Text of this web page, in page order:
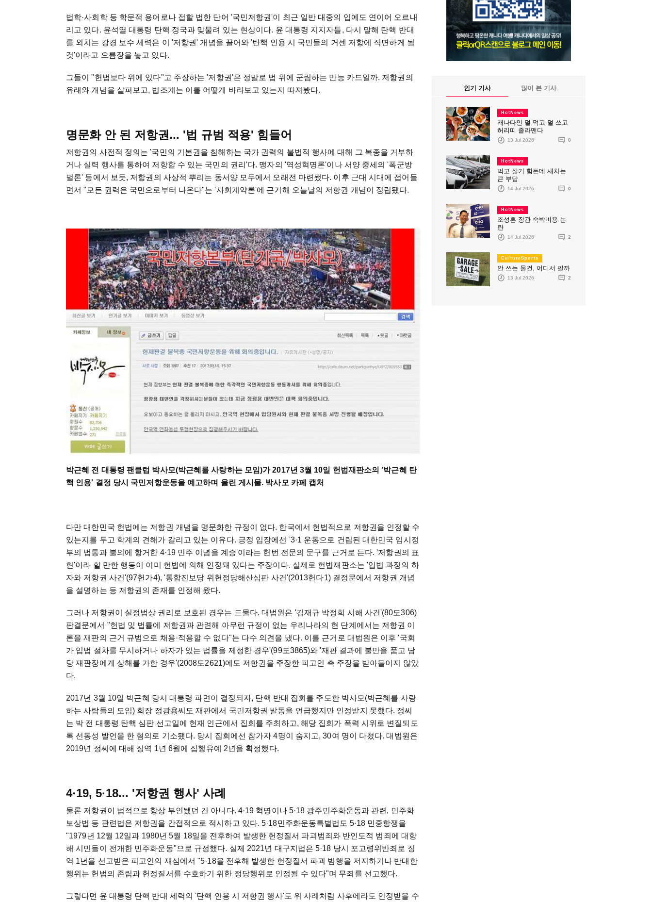
법학·사회학 등 학문적 용어로나 접할 법한 단어 '국민저항권'이 최근 일반 대중의 입에도 연이어 오르내
리고 있다. 윤석열 대통령 탄핵 정국과 맞물려 있는 현상이다. 윤 대통령 지지자들, 다시 말해 탄핵 반대
를 외치는 강경 보수 세력은 이 '저항권' 개념을 끌어와 '탄핵 인용 시 국민들의 거센 저항에 직면하게 될
것'이라고 으름장을 놓고 있다.
그들이 "헌법보다 위에 있다"고 주장하는 '저항권'은 정말로 법 위에 군림하는 만능 카드일까. 저항권의
유래와 개념을 살펴보고, 법조계는 이를 어떻게 바라보고 있는지 따져봤다.
명문화 안 된 저항권... '법 규범 적용' 힘들어
저항권의 사전적 정의는 '국민의 기본권을 침해하는 국가 권력의 불법적 행사에 대해 그 복종을 거부하
거나 실력 행사를 통하여 저항할 수 있는 국민의 권리'다. 맹자의 '역성혁명론'이나 서양 중세의 '폭군방
벌론' 등에서 보듯, 저항권의 사상적 뿌리는 동서양 모두에서 오래전 마련됐다. 이후 근대 시대에 접어들
면서 "모든 권력은 국민으로부터 나온다"는 '사회계약론'에 근거해 오늘날의 저항권 개념이 정립됐다.
박근혜 전 대통령 팬클럽 박사모(박근혜를 사랑하는 모임)가 2017년 3월 10일 헌법재판소의 '박근혜 탄
핵 인용' 결정 당시 국민저항운동을 예고하며 올린 게시물. 박사모 카페 캡처
다만 대한민국 헌법에는 저항권 개념을 명문화한 규정이 없다. 한국에서 헌법적으로 저항권을 인정할 수
있는지를 두고 학계의 견해가 갈리고 있는 이유다. 긍정 입장에선 '3·1 운동으로 건립된 대한민국 임시정
부의 법통과 불의에 항거한 4·19 민주 이념을 계승'이라는 헌번 전문의 문구를 근거로 든다. '저항권의 표
현'이라 할 만한 행동이 이미 헌법에 의해 인정돼 있다는 주장이다. 실제로 헌법재판소는 '입법 과정의 하
자와 저항권 사건'(97헌가4), '통합진보당 위헌정당해산심판 사건'(2013헌다1) 결정문에서 저항권 개념
을 설명하는 등 저항권의 존재를 인정해 왔다.
그러나 저항권이 실정법상 권리로 보호된 경우는 드물다. 대법원은 '김재규 박정희 시해 사건'(80도306)
판결문에서 "헌법 및 법률에 저항권과 관련해 아무런 규정이 없는 우리나라의 현 단계에서는 저항권 이
론을 재판의 근거 규범으로 채용·적용할 수 없다"는 다수 의견을 냈다. 이를 근거로 대법원은 이후 '국회
가 입법 절차를 무시하거나 하자가 있는 법률을 제정한 경우'(99도3865)와 '재판 결과에 불만을 품고 담
당 재판장에게 상해를 가한 경우'(2008도2621)에도 저항권을 주장한 피고인 측 주장을 받아들이지 않았
다.
2017년 3월 10일 박근혜 당시 대통령 파면이 결정되자, 탄핵 반대 집회를 주도한 박사모(박근혜를 사랑
하는 사람들의 모임) 회장 정광용씨도 재판에서 국민저항권 발동을 언급했지만 인정받지 못했다. 정씨
는 박 전 대통령 탄핵 심판 선고일에 헌재 인근에서 집회를 주최하고, 해당 집회가 폭력 시위로 변질되도
록 선동성 발언을 한 혐의로 기소됐다. 당시 집회에선 참가자 4명이 숨지고, 30여 명이 다쳤다. 대법원은
2019년 정씨에 대해 징역 1년 6월에 집행유예 2년을 확정했다.
4·19, 5·18... '저항권 행사' 사례
물론 저항권이 법적으로 항상 부인됐던 건 아니다. 4·19 혁명이나 5·18 광주민주화운동과 관련, 민주화
보상법 등 관련법은 저항권을 간접적으로 적시하고 있다. 5·18민주화운동특별법도 5·18 민중항쟁을
"1979년 12월 12일과 1980년 5월 18일을 전후하여 발생한 헌정질서 파괴범죄와 반인도적 범죄에 대항
해 시민들이 전개한 민주화운동"으로 규정했다. 실제 2021년 대구지법은 5·18 당시 포고령위반죄로 징
역 1년을 선고받은 피고인의 재심에서 "5·18을 전후해 발생한 헌정질서 파괴 범행을 저지하거나 반대한
행위는 헌법의 존립과 헌정질서를 수호하기 위한 정당행위로 인정될 수 있다"며 무죄를 선고했다.
그렇다면 윤 대통령 탄핵 반대 세력의 '탄핵 인용 시 저항권 행사'도 위 사례처럼 사후에라도 인정받을 수
인기 기사 많이 본 기사
HotNews
캐나다인 덜 먹고 덜 쓰고
허리띠 졸라맨다
13 Jul 2026 0
HotNews
먹고 살기 힘든데 새차는
큰 부담
14 Jul 2026 0
HotNews
조성훈 장관 숙박비용 논
란
14 Jul 2026 2
CultureSports
안 쓰는 물건, 어디서 팔까
13 Jul 2026 2